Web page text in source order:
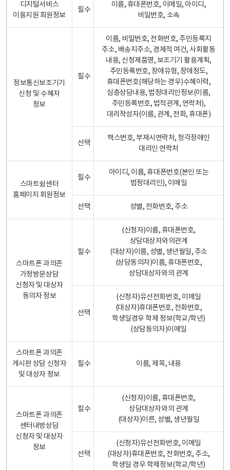
디지털서비스
이용지원 회원정보
필수
이름, 휴대폰번호, 이메일, 아이디,
비밀번호, 소속
정보통신보조기기
신청 및 수혜자
정보
필수
이름, 비밀번호, 전화번호, 주민등록지
주소, 배송지주소, 경제적 여건, 사회활동
내용, 신청제품명, 보조기기 활용계획,
주민등록번호, 장애유형, 장애정도,
휴대폰번호(해당하는 경우)수혜이력,
심층상담내용, 법정대리인정보(이름,
주민등록번호, 법적관계, 연락처),
대리작성자(이름, 관계, 전화, 휴대폰)
선택
팩스번호, 부재시연락처, 청각장애인
대리인 연락처
스마트쉼센터
홈페이지 회원정보
필수
아이디, 이름, 휴대폰번호(본인 또는
법정대리인), 이메일
선택 성별, 전화번호, 주소
스마트폰 과의존
가정방문상담
신청자 및 대상자
동의자 정보
필수
(신청자)이름, 휴대폰번호,
상담대상자와의관계
(대상자)이름, 성별, 생년월일, 주소
(상담동의자)이름, 휴대폰번호,
상담대상자와의 관계
선택
(신청자)유선전화번호, 이메일
(대상자)휴대폰번호, 전화번호,
학생일경우 학제 정보(학교/학년)
(상담동의자)이메일
스마트폰 과의존
게시판 상담 신청자
및 대상자 정보
필수 이름, 제목, 내용
스마트폰 과의존
센터내방상담
신청자 및 대상자
정보
필수
(신청자)이름, 휴대폰번호,
상담대상자와의 관계
(대상자)이른, 성별, 생년월일
선택
(신청자)유선전화번호, 이메일
(대상자)휴대폰번호, 전화번호, 주소,
학생일 경우 학제정보(학교/학년)